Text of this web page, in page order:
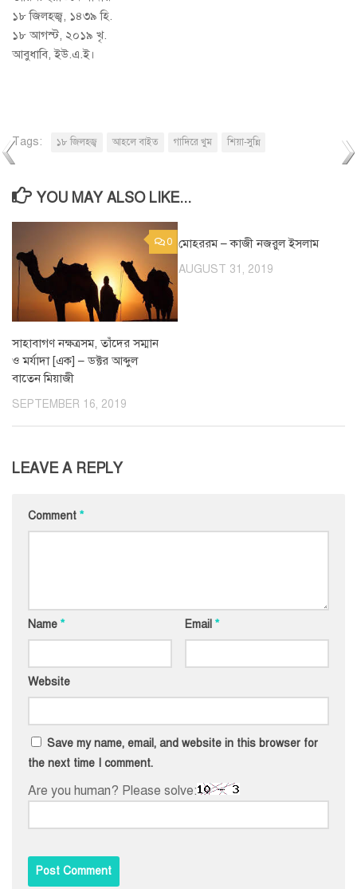
১৮ জিলহজ্ব, ১৪৩৯ হি.
১৮ আগস্ট, ২০১৯ খৃ.
আবুধাবি, ইউ.এ.ই।
Tags: ১৮ জিলহজ্ব আহলে বাইত গাদিরে খুম শিয়া-সুন্নি
YOU MAY ALSO LIKE...
0
সাহাবাগণ নক্ষত্রসম, তাঁদের সম্মান
ও মর্যাদা [এক] – ডক্টর আব্দুল
বাতেন মিয়াজী
SEPTEMBER 16, 2019
মোহররম – কাজী নজরুল ইসলাম
AUGUST 31, 2019
LEAVE A REPLY
Comment *
Name * Email *
Website
Save my name, email, and website in this browser for
the next time I comment.
Are you human? Please solve: